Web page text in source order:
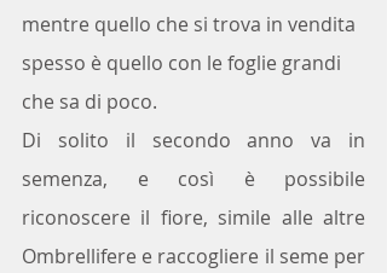
mentre quello che si trova in vendita
spesso è quello con le foglie grandi
che sa di poco.
Di solito il secondo anno va in
semenza, e così è possibile
riconoscere il fiore, simile alle altre
Ombrellifere e raccogliere il seme per